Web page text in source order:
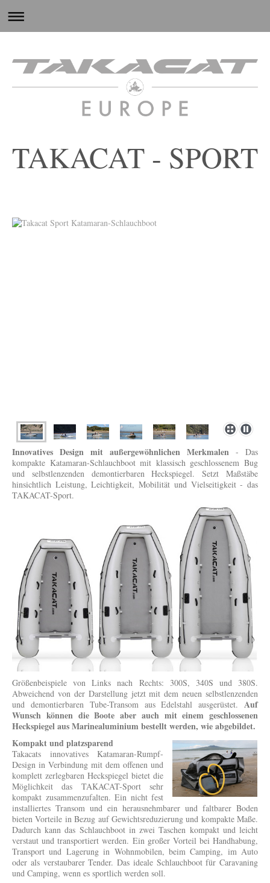
TAKACAT - SPORT
Innovatives Design mit außergewöhnlichen Merkmalen - Das
kompakte Katamaran-Schlauchboot mit klassisch geschlossenem Bug
und selbstlenzenden demontierbaren Heckspiegel. Setzt Maßstäbe
hinsichtlich Leistung, Leichtigkeit, Mobilität und Vielseitigkeit - das
TAKACAT-Sport.
Größenbeispiele von Links nach Rechts: 300S, 340S und 380S.
Abweichend von der Darstellung jetzt mit dem neuen selbstlenzenden
und demontierbaren Tube-Transom aus Edelstahl ausgerüstet. Auf
Wunsch können die Boote aber auch mit einem geschlossenen
Heckspiegel aus Marinealuminium bestellt werden, wie abgebildet.
Kompakt und platzsparend
Takacats innovatives Katamaran-Rumpf-
Design in Verbindung mit dem offenen und
komplett zerlegbaren Heckspiegel bietet die
Möglichkeit das TAKACAT-Sport sehr
kompakt zusammenzufalten. Ein nicht fest
installiertes Transom und ein herausnehmbarer und faltbarer Boden
bieten Vorteile in Bezug auf Gewichtsreduzierung und kompakte Maße.
Dadurch kann das Schlauchboot in zwei Taschen kompakt und leicht
verstaut und transportiert werden. Ein großer Vorteil bei Handhabung,
Transport und Lagerung in Wohnmobilen, beim Camping, im Auto
oder als verstaubarer Tender. Das ideale Schlauchboot für Caravaning
und Camping, wenn es sportlich werden soll.